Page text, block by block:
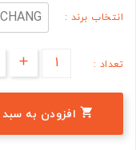
انتخاب برند :
تعداد :
 افزودن به سبد